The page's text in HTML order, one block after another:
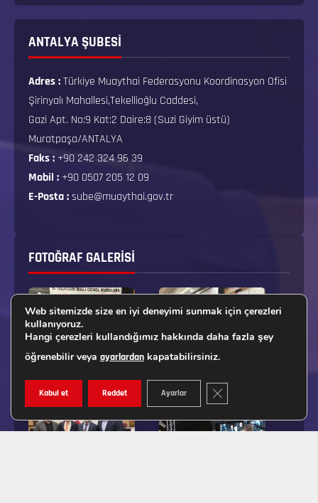
ANTALYA ŞUBESİ
Adres :Türkiye Muaythai Federasyonu Koordinasyon Ofisi
Şirinyalı Mahallesi,Tekellioğlu Caddesi,
Gazi Apt. No:9 Kat:2 Daire:8 (Suzi Giyim üstü)
Muratpaşa/ANTALYA
Faks : +90 242 324 96 39
Mobil : +90 0507 205 12 09
E-Posta :sube@muaythai.gov.tr
FOTOĞRAF GALERISI
Web sitemizde size en iyi deneyimi sunmak için çerezleri
kullanıyoruz.
Hangi çerezleri kullandığımız hakkında daha fazla şey
öğrenebilir veya ayarlardan kapatabilirsiniz.
Kabul et Reddet Ayarlar GDPR ÇEREZ ŞERIDINI